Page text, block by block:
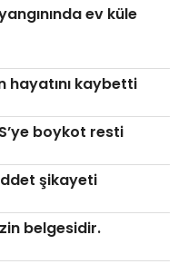
ev küle
kaybetti
boykot resti
şikayeti
belgesidir.